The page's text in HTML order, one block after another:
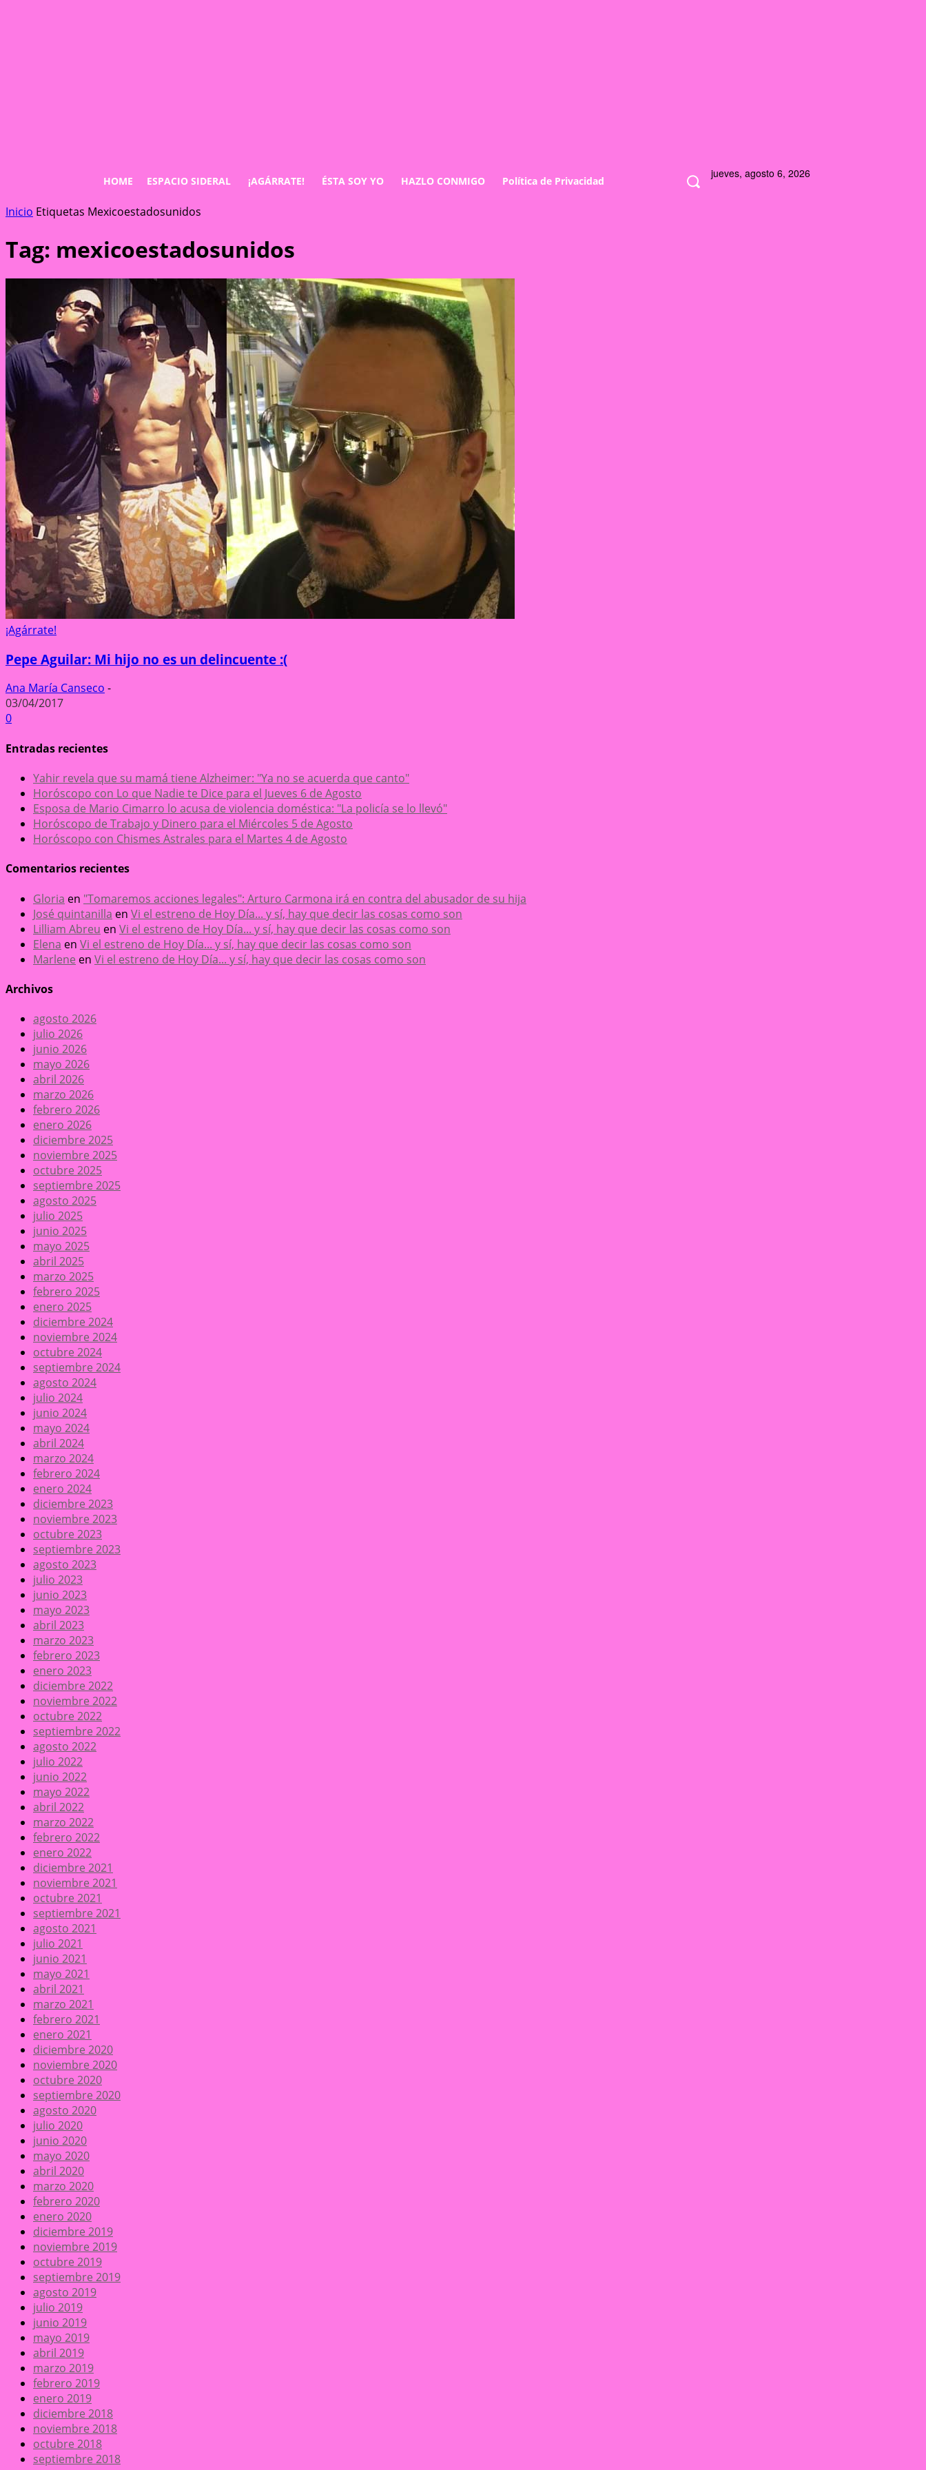
jueves, agosto 6, 2026
HOME ESPACIO SIDERAL ¡AGÁRRATE! ÉSTA SOY YO HAZLO CONMIGO Política de Privacidad
Inicio Etiquetas Mexicoestadosunidos
Tag: mexicoestadosunidos
¡Agárrate!
Pepe Aguilar: Mi hijo no es un delincuente :(
Ana María Canseco -
03/04/2017
0
Entradas recientes
Yahir revela que su mamá tiene Alzheimer: "Ya no se acuerda que canto"
Horóscopo con Lo que Nadie te Dice para el Jueves 6 de Agosto
Esposa de Mario Cimarro lo acusa de violencia doméstica: "La policía se lo llevó"
Horóscopo de Trabajo y Dinero para el Miércoles 5 de Agosto
Horóscopo con Chismes Astrales para el Martes 4 de Agosto
Comentarios recientes
Gloria en "Tomaremos acciones legales": Arturo Carmona irá en contra del abusador de su hija
José quintanilla en Vi el estreno de Hoy Día... y sí, hay que decir las cosas como son
Lilliam Abreu en Vi el estreno de Hoy Día... y sí, hay que decir las cosas como son
Elena en Vi el estreno de Hoy Día... y sí, hay que decir las cosas como son
Marlene en Vi el estreno de Hoy Día... y sí, hay que decir las cosas como son
Archivos
agosto 2026
julio 2026
junio 2026
mayo 2026
abril 2026
marzo 2026
febrero 2026
enero 2026
diciembre 2025
noviembre 2025
octubre 2025
septiembre 2025
agosto 2025
julio 2025
junio 2025
mayo 2025
abril 2025
marzo 2025
febrero 2025
enero 2025
diciembre 2024
noviembre 2024
octubre 2024
septiembre 2024
agosto 2024
julio 2024
junio 2024
mayo 2024
abril 2024
marzo 2024
febrero 2024
enero 2024
diciembre 2023
noviembre 2023
octubre 2023
septiembre 2023
agosto 2023
julio 2023
junio 2023
mayo 2023
abril 2023
marzo 2023
febrero 2023
enero 2023
diciembre 2022
noviembre 2022
octubre 2022
septiembre 2022
agosto 2022
julio 2022
junio 2022
mayo 2022
abril 2022
marzo 2022
febrero 2022
enero 2022
diciembre 2021
noviembre 2021
octubre 2021
septiembre 2021
agosto 2021
julio 2021
junio 2021
mayo 2021
abril 2021
marzo 2021
febrero 2021
enero 2021
diciembre 2020
noviembre 2020
octubre 2020
septiembre 2020
agosto 2020
julio 2020
junio 2020
mayo 2020
abril 2020
marzo 2020
febrero 2020
enero 2020
diciembre 2019
noviembre 2019
octubre 2019
septiembre 2019
agosto 2019
julio 2019
junio 2019
mayo 2019
abril 2019
marzo 2019
febrero 2019
enero 2019
diciembre 2018
noviembre 2018
octubre 2018
septiembre 2018